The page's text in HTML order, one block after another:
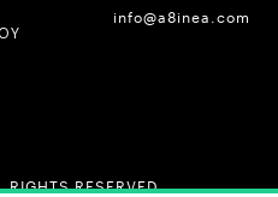
info@a8inea.com
RESERVED.